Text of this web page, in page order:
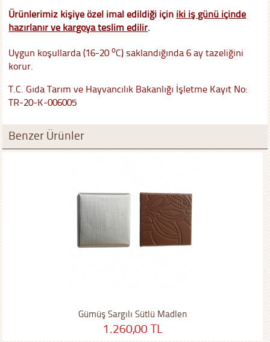
Ürünlerimiz kişiye özel imal edildiği için iki iş günü içinde
hazırlanır ve kargoya teslim edilir.
Uygun koşullarda (16-20oC) saklandığında 6 ay tazeliğini
korur.
T.C. Gıda Tarım ve Hayvancılık Bakanlığı İşletme Kayıt No:
TR-20-K-006005
Benzer Ürünler
Gümüş Sargılı Sütlü Madlen
1.260,00 TL